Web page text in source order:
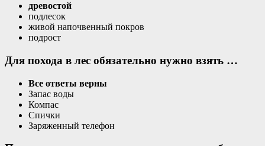
древостой
подлесок
живой напочвенный покров
подрост
Для похода в лес обязательно нужно взять …
Все ответы верны
Запас воды
Компас
Спички
Заряженный телефон